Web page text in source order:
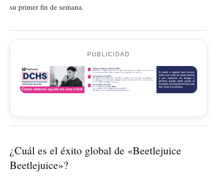
su primer fin de semana.
PUBLICIDAD
¿Cuál es el éxito global de «Beetlejuice
Beetlejuice»?